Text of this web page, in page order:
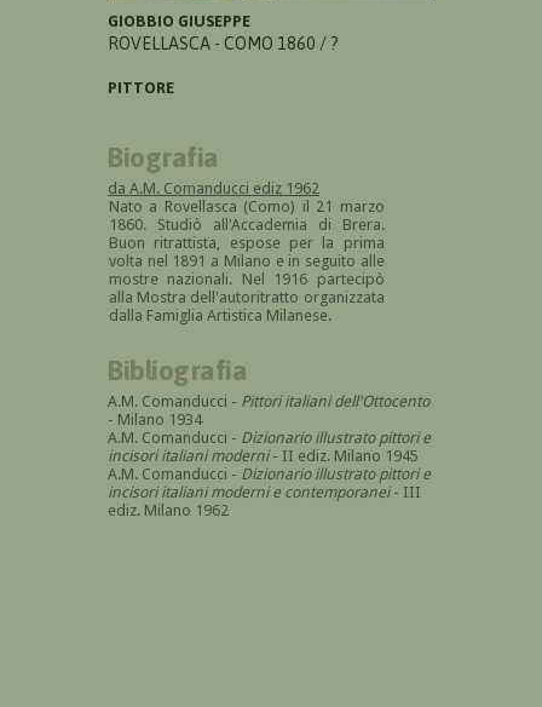
GIOBBIO GIUSEPPE
ROVELLASCA - COMO 1860 / ?
PITTORE
Biografia
da A.M. Comanducci ediz 1962
Nato a Rovellasca (Como) il 21 marzo
1860. Studiò all'Accademia di Brera.
Buon ritrattista, espose per la prima
volta nel 1891 a Milano e in seguito alle
mostre nazionali. Nel 1916 partecipò
alla Mostra dell'autoritratto organizzata
dalla Famiglia Artistica Milanese.
Bibliografia
A.M. Comanducci - Pittori italiani dell'Ottocento
- Milano 1934
A.M. Comanducci - Dizionario illustrato pittori e
incisori italiani moderni- II ediz. Milano 1945
A.M. Comanducci - Dizionario illustrato pittori e
incisori italiani moderni e contemporanei- III
ediz. Milano 1962